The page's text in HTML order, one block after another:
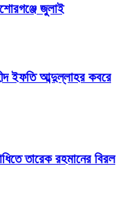
জুলাই
ইফতি আব্দুল্লাহর কবরে
তারেক রহমানের বিরল